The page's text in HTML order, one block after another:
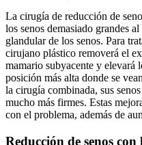
La cirugía de reducción de
los senos demasiado grandes
glandular de los senos. Para
cirujano plástico removerá el
mamario subyacente y elevará
posición más alta donde se
la cirugía combinada, sus
mucho más firmes. Estas
con el problema, además de
Reducción de senos